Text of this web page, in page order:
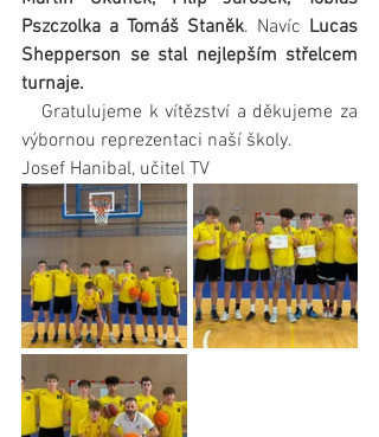
Pszczolka a Tomáš Staněk. Navíc Lucas
Shepperson se stal nejlepším střelcem
turnaje.
výbornou reprezentaci naší školy.
Josef Hanibal, učitel TV